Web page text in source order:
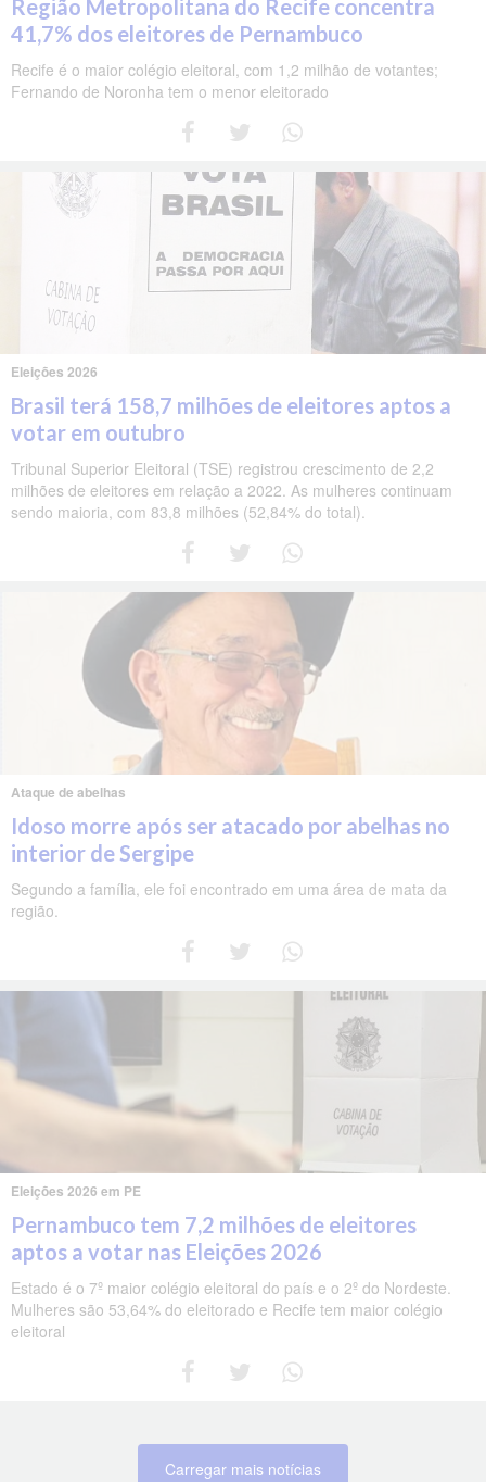
Região Metropolitana do Recife concentra
41,7% dos eleitores de Pernambuco
Recife é o maior colégio eleitoral, com 1,2 milhão de votantes;
Fernando de Noronha tem o menor eleitorado
Eleições 2026
Brasil terá 158,7 milhões de eleitores aptos a
votar em outubro
Tribunal Superior Eleitoral (TSE) registrou crescimento de 2,2
milhões de eleitores em relação a 2022. As mulheres continuam
sendo maioria, com 83,8 milhões (52,84% do total).
Ataque de abelhas
Idoso morre após ser atacado por abelhas no
interior de Sergipe
Segundo a família, ele foi encontrado em uma área de mata da
região.
Eleições 2026 em PE
Pernambuco tem 7,2 milhões de eleitores
aptos a votar nas Eleições 2026
Estado é o 7º maior colégio eleitoral do país e o 2º do Nordeste.
Mulheres são 53,64% do eleitorado e Recife tem maior colégio
eleitoral
Carregar mais notícias